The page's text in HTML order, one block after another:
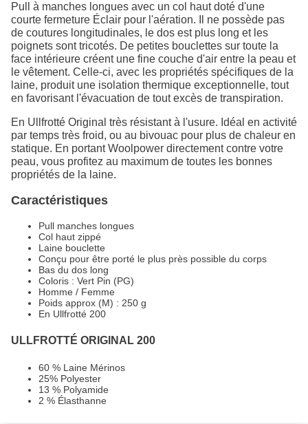
Pull à manches longues avec un col haut doté d'une
courte fermeture Éclair pour l'aération. Il ne possède pas
de coutures longitudinales, le dos est plus long et les
poignets sont tricotés. De petites bouclettes sur toute la
face intérieure créent une fine couche d'air entre la peau et
le vêtement. Celle-ci, avec les propriétés spécifiques de la
laine, produit une isolation thermique exceptionnelle, tout
en favorisant l'évacuation de tout excès de transpiration.
En Ullfrotté Original très résistant à l'usure. Idéal en activité
par temps très froid, ou au bivouac pour plus de chaleur en
statique. En portant Woolpower directement contre votre
peau, vous profitez au maximum de toutes les bonnes
propriétés de la laine.
Caractéristiques
Pull manches longues
Col haut zippé
Laine bouclette
Conçu pour être porté le plus près possible du corps
Bas du dos long
Coloris : Vert Pin (PG)
Homme / Femme
Poids approx (M) : 250 g
En Ullfrotté 200
ULLFROTTÉ ORIGINAL 200
60 % Laine Mérinos
25% Polyester
13 % Polyamide
2 % Élasthanne